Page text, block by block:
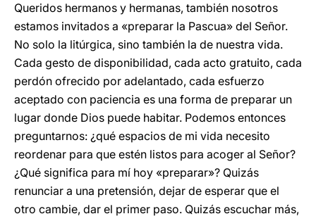
Queridos hermanos y hermanas, también nosotros
estamos invitados a «preparar la Pascua» del Señor.
No solo la litúrgica, sino también la de nuestra vida.
Cada gesto de disponibilidad, cada acto gratuito, cada
perdón ofrecido por adelantado, cada esfuerzo
aceptado con paciencia es una forma de preparar un
lugar donde Dios puede habitar. Podemos entonces
preguntarnos: ¿qué espacios de mi vida necesito
reordenar para que estén listos para acoger al Señor?
¿Qué significa para mí hoy «preparar»? Quizás
renunciar a una pretensión, dejar de esperar que el
otro cambie, dar el primer paso. Quizás escuchar más,